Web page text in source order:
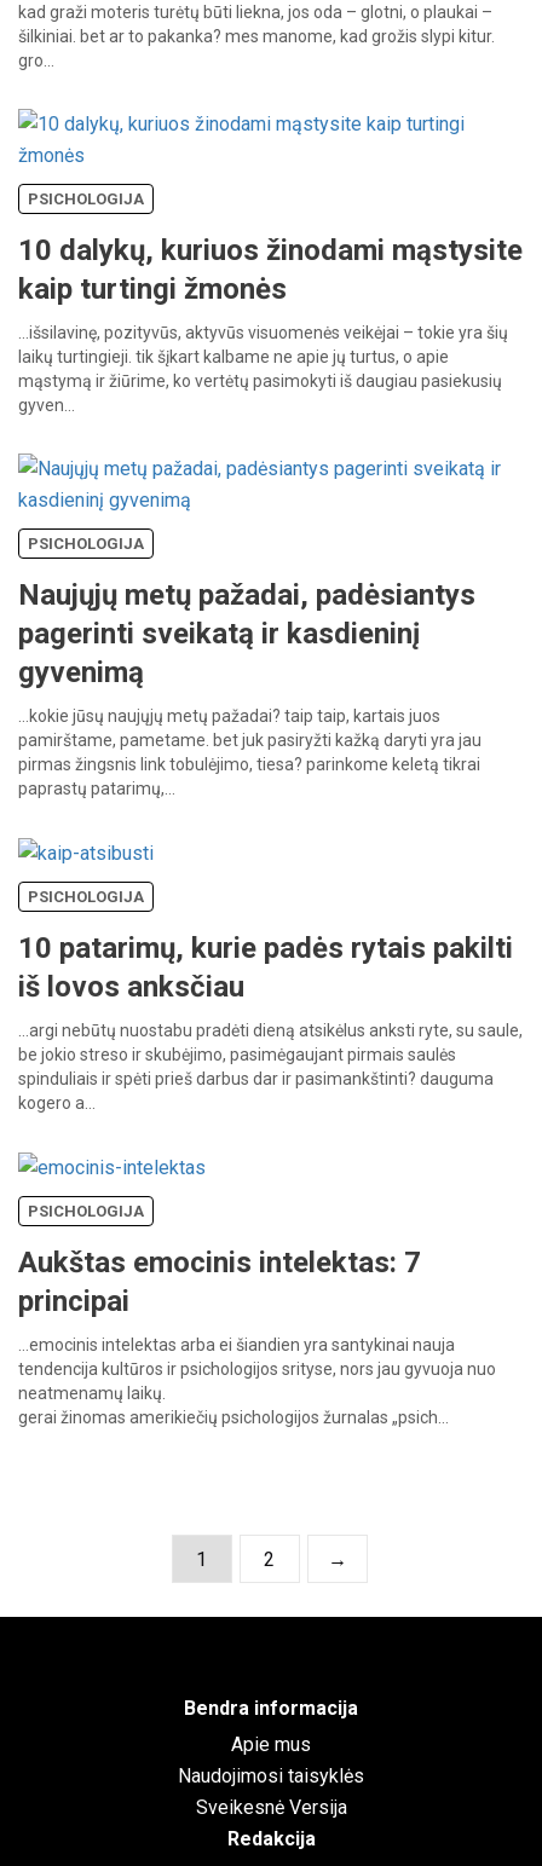
kad graži moteris turėtų būti liekna, jos oda – glotni, o plaukai –
šilkiniai. betarto pakanka? mes manome, kad grožis slypi kitur.
gro…
PSICHOLOGIJA
10 dalykų, kuriuos žinodami mąstysite
kaip turtingi žmonės
…išsilavinę, pozityvūs, aktyvūs visuomenės veikėjai – tokie yra šių
laikų turtingieji. tikšįkart kalbame ne apie jų turtus, o apie
mąstymą iržiūrime, ko vertėtų pasimokyti išdaugiau pasiekusių
gyven…
PSICHOLOGIJA
Naujųjų metų pažadai, padėsiantys
pagerinti sveikatą ir kasdieninį
gyvenimą
…kokie jūsų naujųjų metų pažadai? taip taip, kartais juos
pamirštame, pametame. betjukpasiryžti kažką daryti yra jau
pirmas žingsnis linktobulėjimo, tiesa? parinkome keletą tikrai
paprastų patarimų,…
PSICHOLOGIJA
10 patarimų, kurie padės rytais pakilti
iš lovos anksčiau
…argi nebūtų nuostabu pradėti dieną atsikėlus anksti ryte, su saule,
be jokio streso irskubėjimo, pasimėgaujantpirmais saulės
spinduliais irspėti priešdarbus darirpasimankštinti? dauguma
kogero a…
PSICHOLOGIJA
Aukštas emocinis intelektas: 7
principai
…emocinis intelektas arba ei šiandien yra santykinai nauja
tendencija kultūros irpsichologijos srityse, nors jau gyvuoja nuo
neatmenamų laikų.
gerai žinomas amerikiečių psichologijos žurnalas „psich…
1 2 →
Bendra informacija
Apie mus
Naudojimosi taisyklės
Sveikesnė Versija
Redakcija